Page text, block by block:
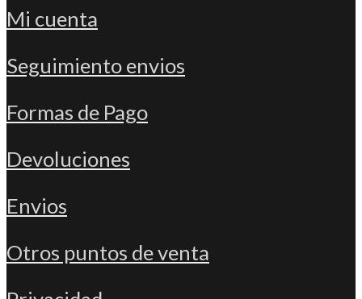
Mi cuenta
Seguimiento envios
Formas de Pago
Devoluciones
Envios
Otros puntos de venta